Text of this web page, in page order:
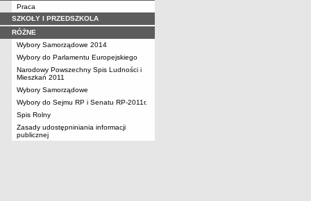
Praca
SZKOŁY I PRZEDSZKOLA
RÓŻNE
Wybory Samorządowe 2014
Wybory do Parlamentu Europejskiego
Narodowy Powszechny Spis Ludności i
Mieszkań 2011
Wybory Samorządowe
Wybory do Sejmu RP i Senatu RP-2011r.
Spis Rolny
Zasady udostępniniania informacji
publicznej